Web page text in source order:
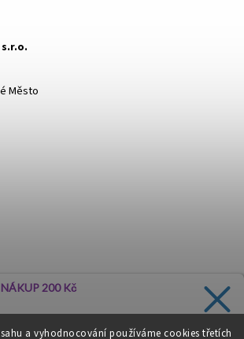
a vyhodnocování používáme cookies třetích
Město
200 Kč